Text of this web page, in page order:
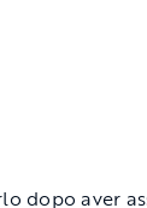
dopo aver